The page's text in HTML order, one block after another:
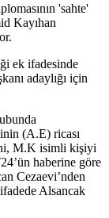
'sahte'
Kayıhan
ek ifadesinde
adaylığı için
(A.E) ricası
M.K isimli kişiyi
haberine göre
Cezaevi’nden
Alsancak